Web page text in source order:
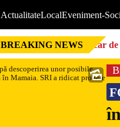
ActualitateLocalEveniment-
BREAKING NEWS Focar